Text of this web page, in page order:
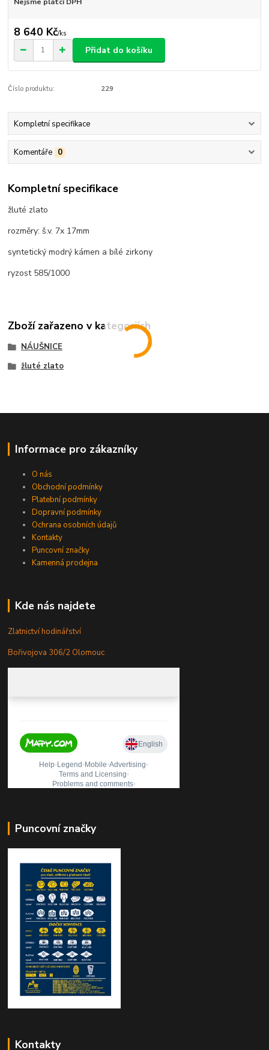
8 640 Kč/ks
Přidat do košíku
Číslo produktu: 229
Kompletní specifikace
Komentáře 0
Kompletní specifikace
žluté zlato
rozměry: š.v. 7x 17mm
syntetický modrý kámen a bílé zirkony
ryzost 585/1000
Zboží zařazeno v kategoriích
NÁUŠNICE
žluté zlato
Informace pro zákazníky
O nás
Obchodní podmínky
Platební podmínky
Dopravní podmínky
Ochrana osobních údajů
Kontakty
Puncovní značky
Kamenná prodejna
Kde nás najdete
Zlatnictví hodinářství
Bořivojova 306/2 Olomouc
Puncovní značky
Kontakty